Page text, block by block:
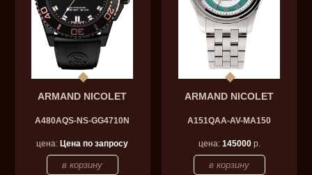
ARMAND NICOLET
A480AQS-NS-GG4710N
цена: Цена по запросу
ARMAND NICOLET
A151QAA-AV-MA150
цена: 145000р.